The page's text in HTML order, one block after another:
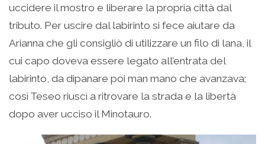
uccidere il mostro e liberare la propria città dal
tributo. Per uscire dal labirinto si fece aiutare da
Arianna che gli consigliò di utilizzare un filo di lana, il
cui capo doveva essere legato all’entrata del
labirinto, da dipanare poi man mano che avanzava;
così Teseo riuscì a ritrovare la strada e la libertà
dopo aver ucciso il Minotauro.